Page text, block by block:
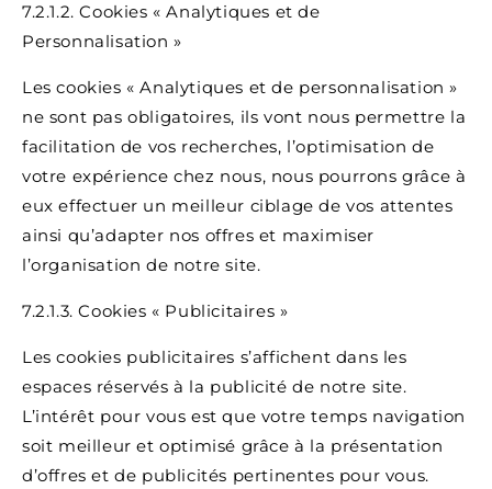
7.2.1.2. Cookies « Analytiques et de
Personnalisation »
Les cookies « Analytiques et de personnalisation »
ne sont pas obligatoires, ils vont nous permettre la
facilitation de vos recherches, l’optimisation de
votre expérience chez nous, nous pourrons grâce à
eux effectuer un meilleur ciblage de vos attentes
ainsi qu’adapter nos offres et maximiser
l’organisation de notre site.
7.2.1.3. Cookies « Publicitaires »
Les cookies publicitaires s’affichent dans les
espaces réservés à la publicité de notre site.
L’intérêt pour vous est que votre temps navigation
soit meilleur et optimisé grâce à la présentation
d’offres et de publicités pertinentes pour vous.